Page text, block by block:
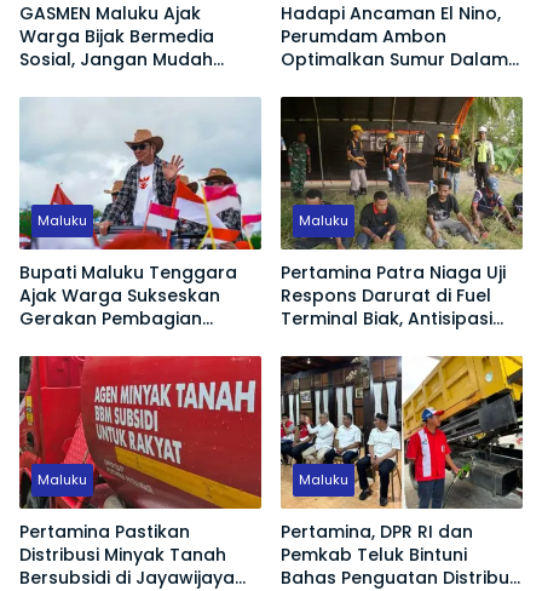
GASMEN Maluku Ajak
Warga Bijak Bermedia
Sosial, Jangan Mudah
Hadapi Ancaman El Nino,
Perumdam Ambon
Optimalkan Sumur Dalam
Maluku
Bupati Maluku Tenggara
Ajak Warga Sukseskan
Gerakan Pembagian
Maluku
Pertamina Patra Niaga Uji
Respons Darurat di Fuel
Terminal Biak, Antisipasi
Tumpahan BBM
Maluku
Pertamina Pastikan
Distribusi Minyak Tanah
Bersubsidi di Jayawijaya
Maluku
Pertamina, DPR RI dan
Pemkab Teluk Bintuni
Bahas Penguatan Distribusi